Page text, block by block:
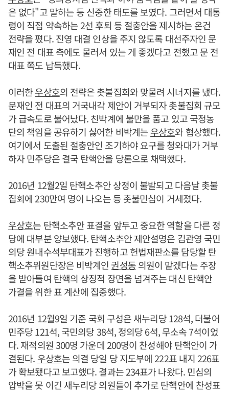
은 없다"고 말하는 등 신중한 태도를 보였다. 그러면서 대통
령이 직접 약속하는 2선 후퇴 등 절충안을 제시하는 온건
전략을 폈다. 진영 대결 인상을 주지 않도록 대선주자인 문
재인 전 대표 측에도 물러서 있는 게 좋겠다고 전했고 문 전
대표 쪽도 납득했다.
이러한우상호의 전략은 촛불집회와 맞물려 시너지를 냈다.
문재인 전 대표의 거국내각 제안이 거부되자 촛불집회 규모
가 급속도로 불어났다. 친박계에 불만을 품고 있고 국정농
단의 책임을 공유하기 싫어한 비박계는우상호와 협상했다.
여기에서 도출된 절충안인 조기하야 요구를 청와대가 거부
하자 민주당은 결국 탄핵안을 당론으로 채택했다.
2016년 12월2일 탄핵소추안 상정이 불발되고 다음날 촛불
집회에 230만여 명이 나오는 등 촛불민심이 거세졌다.
우상호는 탄핵소추안 표결을 앞두고 중요한 역할을 다른 정
당에 대부분 양보했다. 탄핵소추안 제안설명은 김관영 국민
의당 원내수석부대표가 진행하고 헌법재판소를 담당할 탄
핵소추위원단장은 비박계인 권성동의원이 맡겠다는 주장
을 받아들여 탄핵의 상징적 장면을 넘겨주는 대신 탄핵안
가결을 위한 표 계산에 집중했다.
2016년 12월9일 기준 국회 구성은 새누리당 128석, 더불어
민주당 121석, 국민의당 38석, 정의당 6석, 무소속 7석이었
다. 재적의원 300명 가운데 200명이 찬성해야 탄핵안이 가
결된다. 우상호는 의결 당일 당 지도부에 222표 내지 226표
가 확보됐다고 보고했다. 결과는 234표가 나왔다. 민심의
압박을 못 이긴 새누리당 의원들이 추가로 탄핵안에 찬성표